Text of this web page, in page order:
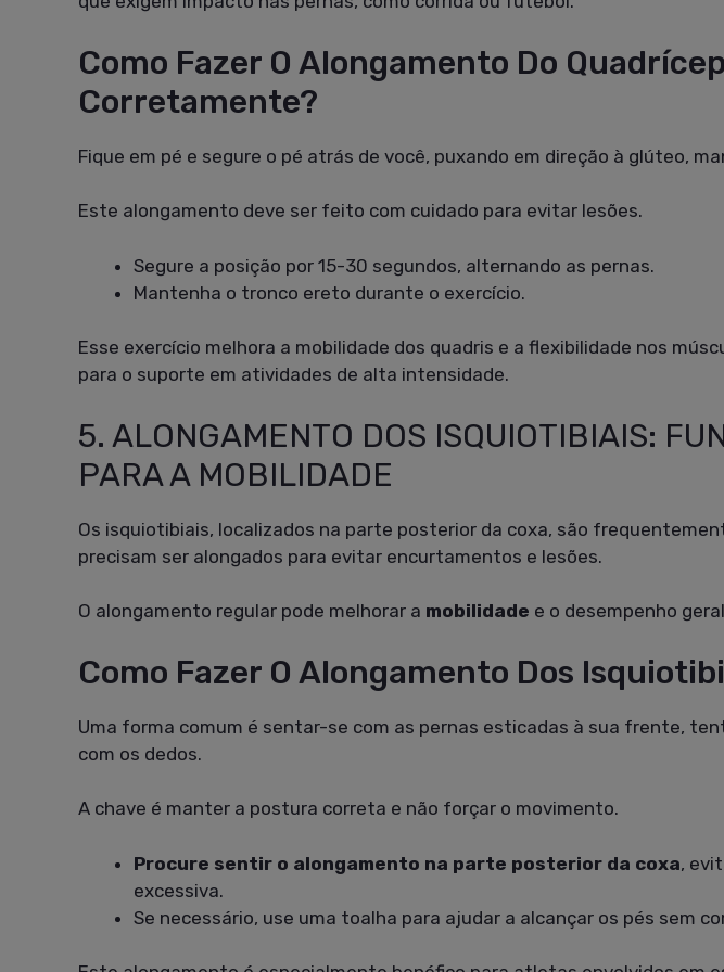
Como Fazer O Alongamento Do
Corretamente?
Fique em pé e segure o pé atrás de você, puxando em direção à glúteo,
Este alongamento deve ser feito com cuidado para evitar lesões.
Segure a posição por 15-30 segundos, alternando as pernas.
Mantenha o tronco ereto durante o exercício.
Esse exercício melhora a mobilidade dos quadris e a flexibilidade nos
para o suporte em atividades de alta intensidade.
5. ALONGAMENTO DOS ISQUIOTIBIAIS:
PARA A MOBILIDADE
Os isquiotibiais, localizados na parte posterior da coxa, são
precisam ser alongados para evitar encurtamentos e lesões.
O alongamento regular pode melhorar a mobilidade e o desempenho
Como Fazer O Alongamento Dos
Uma forma comum é sentar-se com as pernas esticadas à sua frente,
com os dedos.
A chave é manter a postura correta e não forçar o movimento.
Procure sentir o alongamento na parte posterior da coxa,
excessiva.
Se necessário, use uma toalha para ajudar a alcançar os pés sem